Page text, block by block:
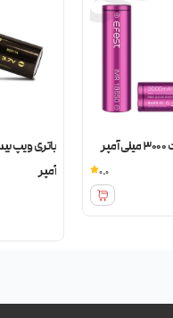
0.0
آمپر